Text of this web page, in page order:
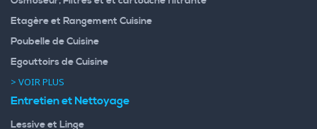
Etagère et Rangement Cuisine
Poubelle de Cuisine
Egouttoirs de Cuisine
> VOIR PLUS
Entretien et Nettoyage
Lessive et Linge